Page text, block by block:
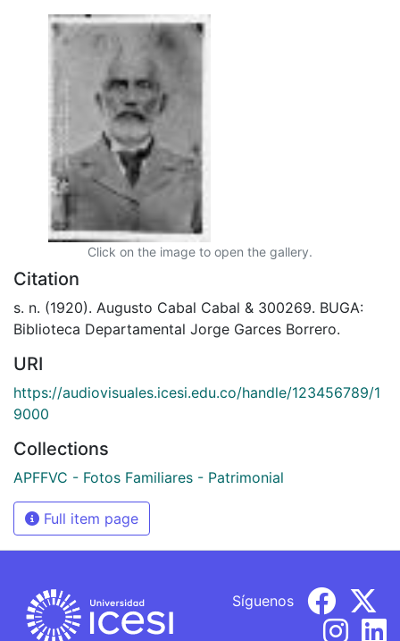
Click on the image to open the gallery.
Citation
s. n. (1920). Augusto Cabal Cabal & 300269. BUGA:
Biblioteca Departamental Jorge Garces Borrero.
URI
https://audiovisuales.icesi.edu.co/handle/123456789/1
9000
Collections
APFFVC - Fotos Familiares - Patrimonial
Full item page
Síguenos